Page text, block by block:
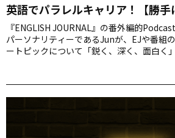
英語でパラレルキャリア！【勝手
『ENGLISH JOURNAL』の番外編的
パーソナリティーであるJunが、EJや番組
ートピックについて「鋭く、深く、面白く